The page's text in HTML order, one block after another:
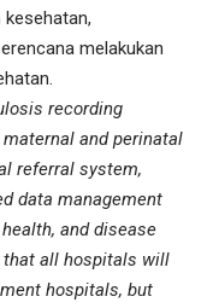
melakukan
recording
and perinatal
referral system,
data management
and disease
that all hospitals will
hospitals, but